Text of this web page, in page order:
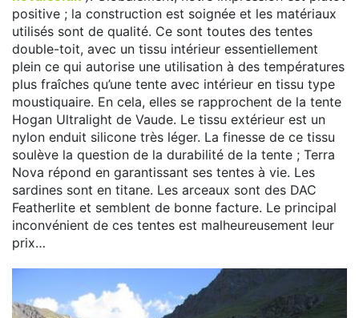
positive ; la construction est soignée et les matériaux
utilisés sont de qualité. Ce sont toutes des tentes
double-toit, avec un tissu intérieur essentiellement
plein ce qui autorise une utilisation à des températures
plus fraîches qu’une tente avec intérieur en tissu type
moustiquaire. En cela, elles se rapprochent de la tente
Hogan Ultralight de Vaude. Le tissu extérieur est un
nylon enduit silicone très léger. La finesse de ce tissu
soulève la question de la durabilité de la tente ; Terra
Nova répond en garantissant ses tentes à vie. Les
sardines sont en titane. Les arceaux sont des DAC
Featherlite et semblent de bonne facture. Le principal
inconvénient de ces tentes est malheureusement leur
prix…